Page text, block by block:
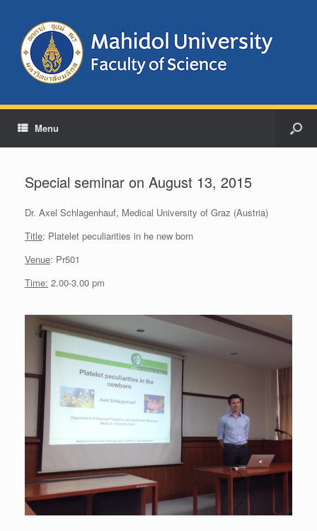
Menu
Special seminar on August 13, 2015
Dr. Axel Schlagenhauf, Medical University of Graz (Austria)
Title: Platelet peculiarities in he new born
Venue: Pr501
Time: 2.00-3.00 pm